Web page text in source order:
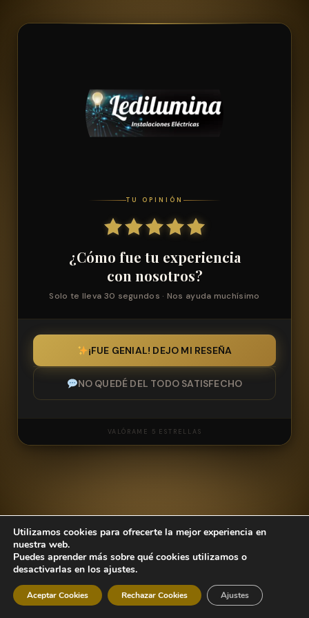
TU OPINIÓN
¿Cómo fue tu experiencia
con nosotros?
Solo te lleva 30 segundos · Nos ayuda muchísimo
¡FUE GENIAL! DEJO MI RESEÑA
NO QUEDÉ DEL TODO SATISFECHO
VALÓRAME 5 ESTRELLAS
NOMBRE
CORREO ELECTRÓNICO
Utilizamos cookies para ofrecerte la mejor experiencia en
nuestra web.
Puedes aprender más sobre qué cookies utilizamos o
desactivarlas en los ajustes.
Aceptar Cookies Rechazar Cookies Ajustes